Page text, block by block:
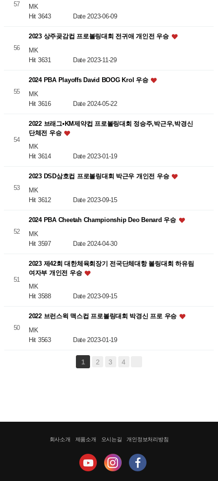
57
MK
Hit 3643 Date 2023-06-09
56
2023 상주곶감컵 프로볼링대회 전귀애 개인전 우승
MK
Hit 3631 Date 2023-11-29
55
2024 PBA Playoffs David BOOG Krol 우승
MK
Hit 3616 Date 2024-05-22
54
2022 브래그•KM제약컵 프로볼링대회 정승주,박근우,박경신
단체전 우승
MK
Hit 3614
Date 2023-01-19
53
2023 DSD삼호컵 프로볼링대회 박근우 개인전 우승
MK
Hit 3612 Date 2023-09-15
52
2024 PBA Cheetah Championship Deo Benard 우승
MK
Hit 3597 Date 2024-04-30
51
2023 제42회 대한체육회장기 전국단체대항 볼링대회 하유림
여자부 개인전 우승
MK
Hit 3588
Date 2023-09-15
50
2022 브런스윅 맥스컵 프로볼링대회 박경신 프로 우승
MK
Hit 3563 Date 2023-01-19
1 2 3 4
회사소개 제품소개 오시는길 개인정보처리방침